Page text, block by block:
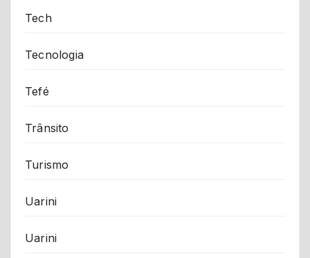
Tech
Tecnologia
Tefé
Trânsito
Turismo
Uarini
Uarini